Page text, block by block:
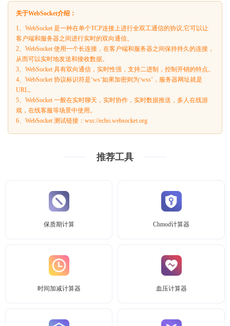
关于WebSocket介绍：
1、WebSocket 是一种在单个TCP连接上进行全双工通信的协议,它可以让
客户端和服务器之间进行实时的双向通信。
2、WebSocket 使用一个长连接，在客户端和服务器之间保持持久的连接，
从而可以实时地发送和接收数据。
3、WebSocket 具有双向通信，实时性强，支持二进制，控制开销的特点。
4、WebSocket 协议标识符是‘ws’如果加密则为‘wss’，服务器网址就是
URL。
5、WebSocket 一般在实时聊天，实时协作，实时数据推送，多人在线游
戏，在线客服等场景中使用。
6、WebSocket 测试链接：wss://echo.websocket.org
推荐工具
保质期计算 Chmod计算器
时间加减计算器 血压计算器